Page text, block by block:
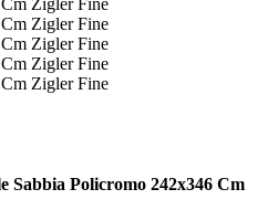
Sabbia Policromo 242x346 Cm